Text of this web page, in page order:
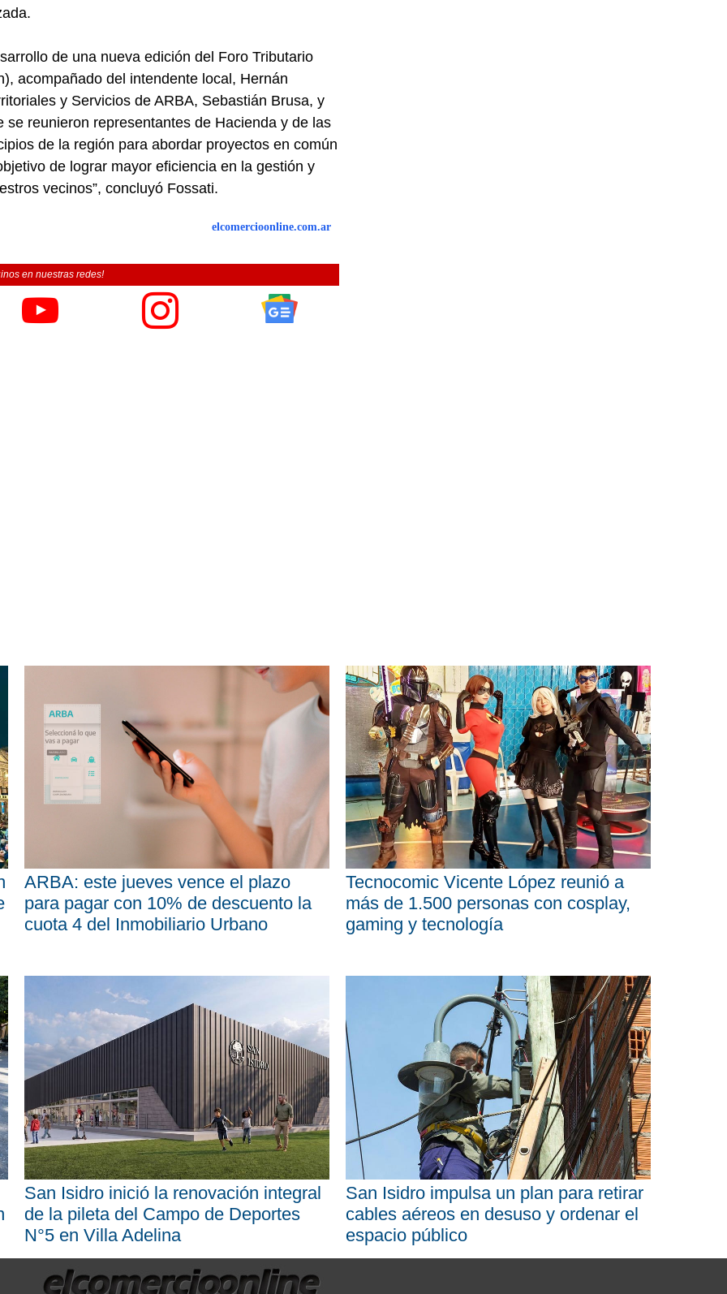
de una nueva edición del Foro Tributario
acompañado del intendente local, Hernán
y Servicios de ARBA, Sebastián Brusa, y
reunieron representantes de Hacienda y de las
de la región para abordar proyectos en común
de lograr mayor eficiencia en la gestión y
vecinos”, concluyó Fossati.
elcomercioonline.com.ar
en nuestras redes!
ARBA: este jueves vence el plazo
para pagar con 10% de descuento la
cuota 4 del Inmobiliario Urbano
Tecnocomic Vicente López reunió a
más de 1.500 personas con cosplay,
gaming y tecnología
San Isidro inició la renovación integral
de la pileta del Campo de Deportes
N°5 en Villa Adelina
San Isidro impulsa un plan para retirar
cables aéreos en desuso y ordenar el
espacio público